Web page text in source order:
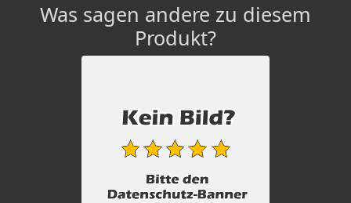
Was sagen andere zu diesem
Produkt?